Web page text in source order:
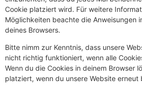
Cookie platziert wird. Für weitere
Möglichkeiten beachte die Anweisungen
deines Browsers.
Bitte nimm zur Kenntnis, dass unsere
nicht richtig funktioniert, wenn alle
Wenn du die Cookies in deinem Browser
platziert, wenn du unsere Website erneut